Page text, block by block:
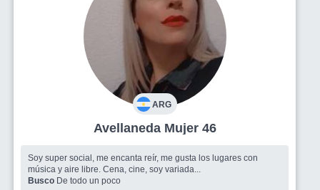
ARG
Avellaneda Mujer 46
Soy super social, me encanta reír, me gusta los lugares con
música y aire libre. Cena, cine, soy variada...
Busco De todo un poco